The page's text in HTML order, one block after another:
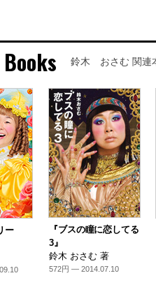
鈴木 おさむ 関連
ー
『ブスの瞳に恋してる
3』
鈴木 おさむ 著
572円 — 2014.07.10